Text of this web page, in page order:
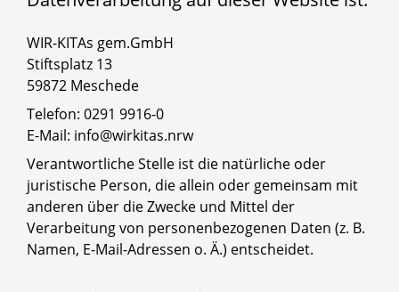
WIR-KITAs gem.GmbH
Stiftsplatz 13
59872 Meschede
Telefon: 0291 9916-0
E-Mail: info@wirkitas.nrw
Verantwortliche Stelle ist die natürliche oder
juristische Person, die allein oder gemeinsam mit
anderen über die Zwecke und Mittel der
Verarbeitung von personenbezogenen Daten (z. B.
Namen, E-Mail-Adressen o. Ä.) entscheidet.